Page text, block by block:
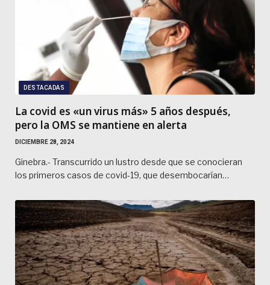
DESTACADAS
La covid es «un virus más» 5 años después,
pero la OMS se mantiene en alerta
DICIEMBRE 28, 2024
Ginebra.- Transcurrido un lustro desde que se conocieran
los primeros casos de covid-19, que desembocarían…